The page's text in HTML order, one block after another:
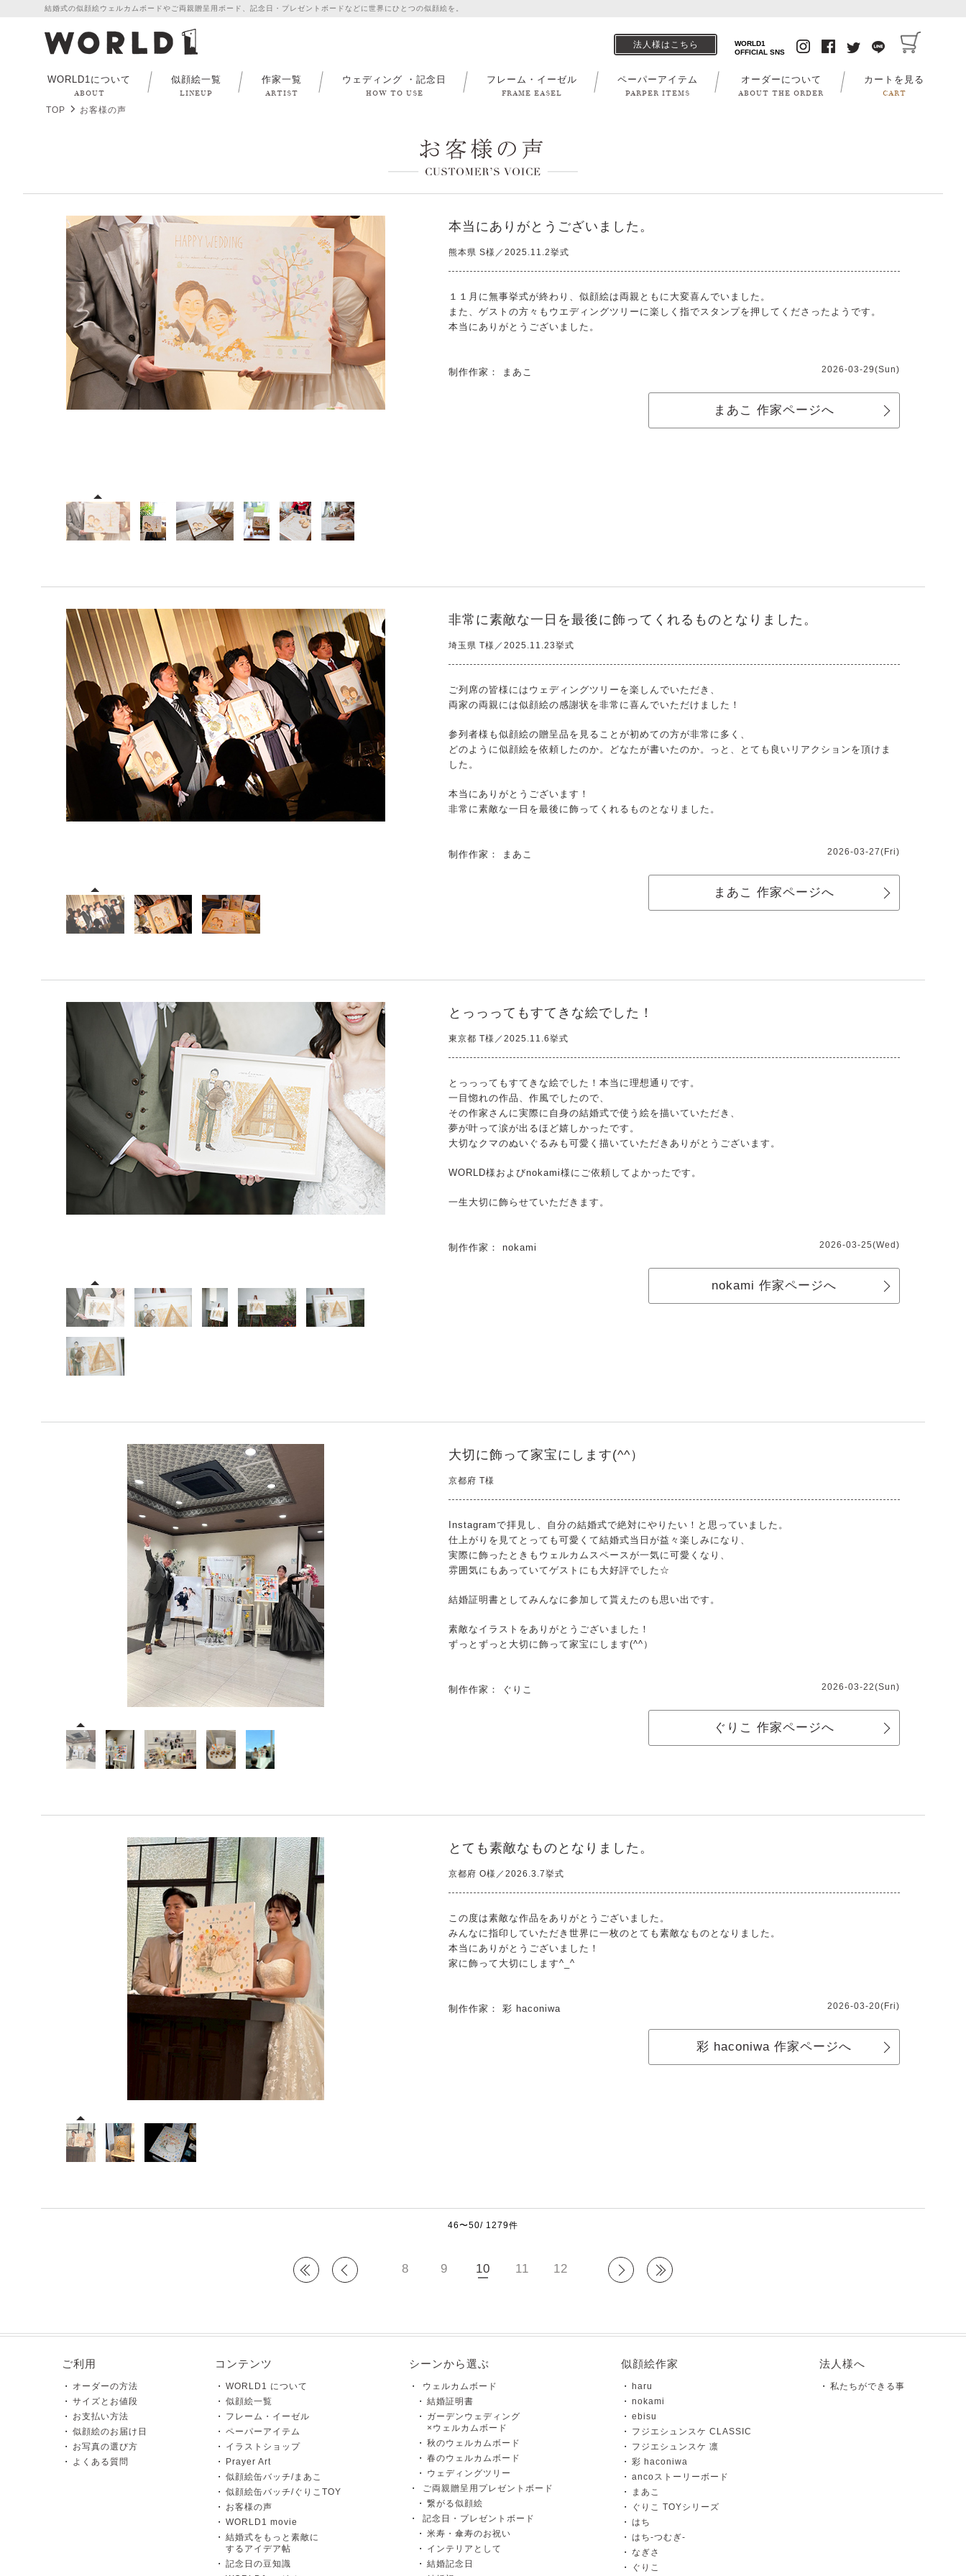
結婚式の似顔絵ウェルカムボードやご両親贈呈用ボード、記念日・プレゼントボードなどに世界にひとつの似顔絵を。
法人様はこちら
WORLD1
OFFICIAL SNS
WORLD1について
ABOUT
似顔絵一覧
LINEUP
作家一覧
ARTIST
ウェディング ・記念日
HOW TO USE
フレーム・イーゼル
FRAME EASEL
ペーパーアイテム
PARPER ITEMS
オーダーについて
ABOUT THE ORDER
カートを見る
CART
TOP お客様の声
本当にありがとうございました。
熊本県 S様／2025.11.2挙式
１１月に無事挙式が終わり、似顔絵は両親ともに大変喜んでいました。
また、ゲストの方々もウエディングツリーに楽しく指でスタンプを押してくださったようです。
本当にありがとうございました。
制作作家： まあこ 2026-03-29(Sun)
まあこ 作家ページへ
非常に素敵な一日を最後に飾ってくれるものとなりました。
埼玉県 T様／2025.11.23挙式
ご列席の皆様にはウェディングツリーを楽しんでいただき、
両家の両親には似顔絵の感謝状を非常に喜んでいただけました！
参列者様も似顔絵の贈呈品を見ることが初めての方が非常に多く、
どのように似顔絵を依頼したのか。どなたが書いたのか。っと、とても良いリアクションを頂けま
した。
本当にありがとうございます！
非常に素敵な一日を最後に飾ってくれるものとなりました。
制作作家： まあこ 2026-03-27(Fri)
まあこ 作家ページへ
とっっってもすてきな絵でした！
東京都 T様／2025.11.6挙式
とっっってもすてきな絵でした！本当に理想通りです。
一目惚れの作品、作風でしたので、
その作家さんに実際に自身の結婚式で使う絵を描いていただき、
夢が叶って涙が出るほど嬉しかったです。
大切なクマのぬいぐるみも可愛く描いていただきありがとうございます。
WORLD様およびnokami様にご依頼してよかったです。
一生大切に飾らせていただきます。
制作作家： nokami 2026-03-25(Wed)
nokami 作家ページへ
大切に飾って家宝にします(^^）
京都府 T様
Instagramで拝見し、自分の結婚式で絶対にやりたい！と思っていました。
仕上がりを見てとっても可愛くて結婚式当日が益々楽しみになり、
実際に飾ったときもウェルカムスペースが一気に可愛くなり、
雰囲気にもあっていてゲストにも大好評でした☆
結婚証明書としてみんなに参加して貰えたのも思い出です。
素敵なイラストをありがとうございました！
ずっとずっと大切に飾って家宝にします(^^）
制作作家： ぐりこ 2026-03-22(Sun)
ぐりこ 作家ページへ
とても素敵なものとなりました。
京都府 O様／2026.3.7挙式
この度は素敵な作品をありがとうございました。
みんなに指印していただき世界に一枚のとても素敵なものとなりました。
本当にありがとうございました！
家に飾って大切にします^_^
制作作家： 彩 haconiwa 2026-03-20(Fri)
彩 haconiwa 作家ページへ
46〜50/ 1279件
最初 前のページを見る
8 9 10 11 12 次のページを見る
ご利用
オーダーの方法
サイズとお値段
お支払い方法
似顔絵のお届け日
お写真の選び方
よくある質問
コンテンツ
WORLD1 について
似顔絵一覧
フレーム・イーゼル
ペーパーアイテム
イラストショップ
Prayer Art
似顔絵缶バッチ/まあこ
似顔絵缶バッチ/ぐりこTOY
お客様の声
WORLD1 movie
結婚式をもっと素敵に
するアイデア帖
記念日の豆知識
シーンから選ぶ
ウェルカムボード
結婚証明書
ガーデンウェディング
×ウェルカムボード
秋のウェルカムボード
春のウェルカムボード
ウェディングツリー
ご両親贈呈用プレゼントボード
繋がる似顔絵
記念日・プレゼントボード
米寿・傘寿のお祝い
インテリアとして
結婚記念日
似顔絵作家
haru
nokami
ebisu
フジエシュンスケ CLASSIC
フジエシュンスケ 凛
彩 haconiwa
ancoストーリーボード
まあこ
ぐりこ TOYシリーズ
はち
はち-つむぎ-
なぎさ
ぐりこ
法人様へ
私たちができる事